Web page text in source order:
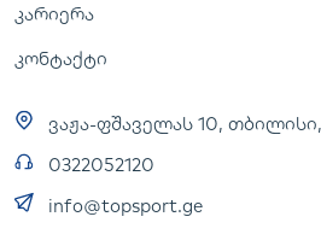
კარიერა
კონტაქტი
ვაჟა-ფშაველას 10,
0322052120
info@topsport.ge